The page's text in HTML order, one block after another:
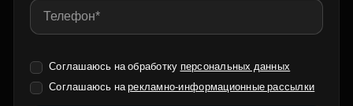
Соглашаюсь на обработку персональных данных
Соглашаюсь нарекламно-информационные рассылки